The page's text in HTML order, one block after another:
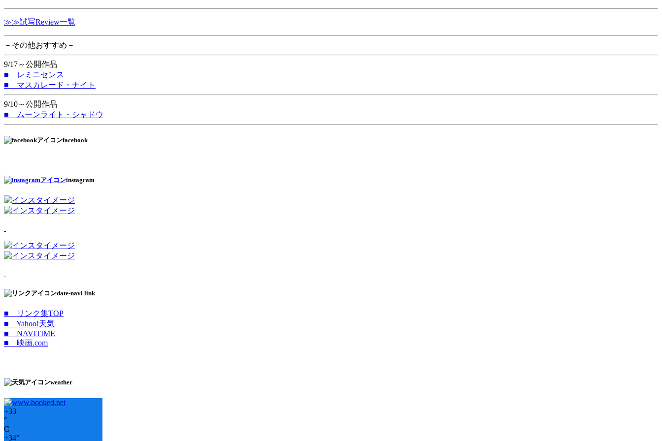
≫≫試写Review一覧
－その他おすすめ－
9/17～公開作品
■ レミニセンス
■ マスカレード・ナイト
9/10～公開作品
■ ムーンライト・シャドウ
facebook
instagram
date-navi link
■ リンク集TOP
■ Yahoo!天気
■ NAVITIME
■ 映画.com
weather
+33
°
C
+34°